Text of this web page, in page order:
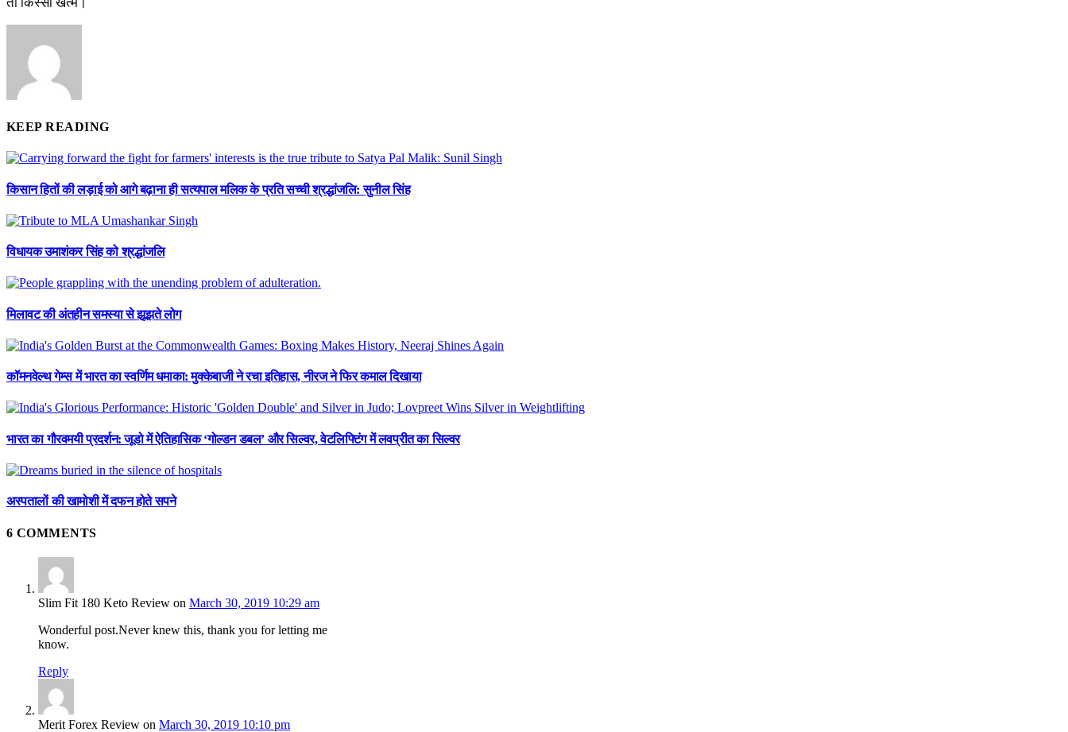
KEEP READING
किसान हितों की लड़ाई को आगे बढ़ाना ही सत्यपाल मलिक के प्रति सच्ची श्रद्धांजलि: सुनील सिंह
विधायक उमाशंकर सिंह को श्रद्धांजलि
मिलावट की अंतहीन समस्या से झूझते लोग
कॉमनवेल्थ गेम्स में भारत का स्वर्णिम धमाका: मुक्केबाजी ने रचा इतिहास, नीरज ने फिर कमाल दिखाया
भारत का गौरवमयी प्रदर्शन: जूडो में ऐतिहासिक ‘गोल्डन डबल’ और सिल्वर, वेटलिफ्टिंग में लवप्रीत का सिल्वर
अस्पतालों की खामोशी में दफन होते सपने
6 COMMENTS
Slim Fit 180 Keto Review on March 30, 2019 10:29 am
Wonderful post.Never knew this, thank you for letting me
know.
Reply
Merit Forex Review on March 30, 2019 10:10 pm